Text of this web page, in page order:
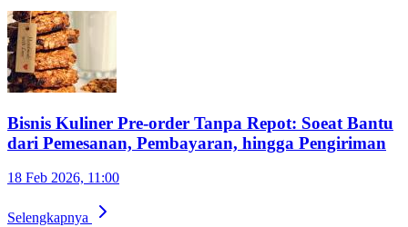
Bisnis Kuliner Pre-order Tanpa Repot: Soeat Bantu
dari Pemesanan, Pembayaran, hingga Pengiriman
18 Feb 2026, 11:00
Selengkapnya